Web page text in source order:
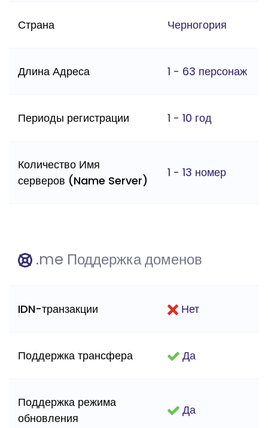
Страна Черногория
Длина Адреса 1 - 63 персонаж
Периоды регистрации 1 - 10 год
Количество Имя
серверов (Name Server)
1 - 13 номер
.me Поддержка доменов
IDN-транзакции Нет
Поддержка трансфера Да
Поддержка режима
обновления
Да